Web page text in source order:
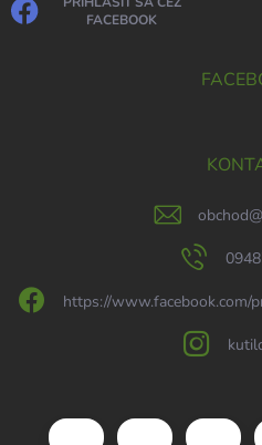
FACEBOOK
obchod@
https://www.facebook.com/